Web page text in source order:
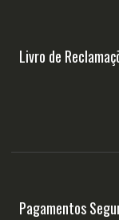
Livro de
Pagamentos